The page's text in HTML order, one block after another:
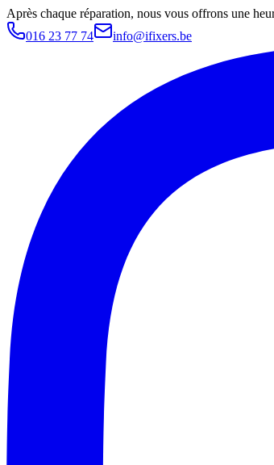
Après chaque réparation, nous vous offrons une
016 23 77 74
info@ifixers.be